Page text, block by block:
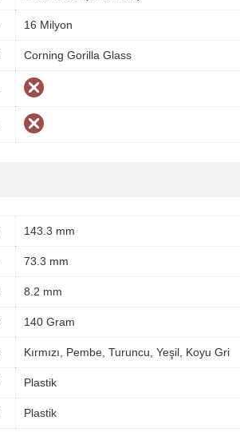
16 Milyon
Corning Gorilla Glass
143.3 mm
73.3 mm
8.2 mm
140 Gram
Kırmızı, Pembe, Turuncu, Yeşil, Koyu Gri
Plastik
Plastik